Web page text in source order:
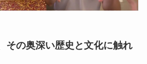
その奥深い歴史と文化に触れ